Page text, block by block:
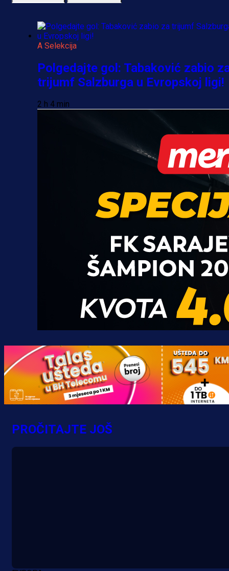
A Selekcija
Polgedajte gol: Tabaković zabio
trijumf Salzburga u Evropskoj ligi!
2 h 4 min
Promo vijesti
Počinje Premijer liga BiH: Pronađi
specijale i iskoristi jedinstvenu
ponudu
4 h 11 min
PROČITAJTE JOŠ